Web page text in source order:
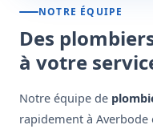
NOTRE ÉQUIPE
Des
à votre
Notre équipe de
rapidement à Averbode